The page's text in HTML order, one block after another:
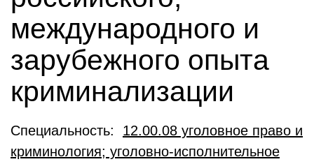
международного и
зарубежного опыта
криминализации
Специальность: 12.00.08 уголовное право и
криминология; уголовно-исполнительное